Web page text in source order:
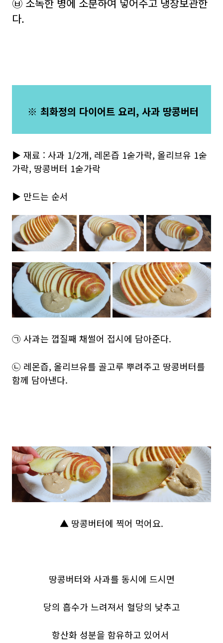
다.
※ 최화정의 다이어트 요리, 사과 땅콩버터
▶ 재료 : 사과 1/2개, 레몬즙 1숟가락, 올리브유 1숟
가락, 땅콩버터 1숟가락
▶ 만드는 순서
㉠ 사과는 껍질째 채썰어 접시에 담아준다.
㉡ 레몬즙, 올리브유를 골고루 뿌려주고 땅콩버터를
함께 담아낸다.
▲ 땅콩버터에 찍어 먹어요.
땅콩버터와 사과를 동시에 드시면
당의 흡수가 느려져서 혈당의 낮추고
항산화 성분을 함유하고 있어서